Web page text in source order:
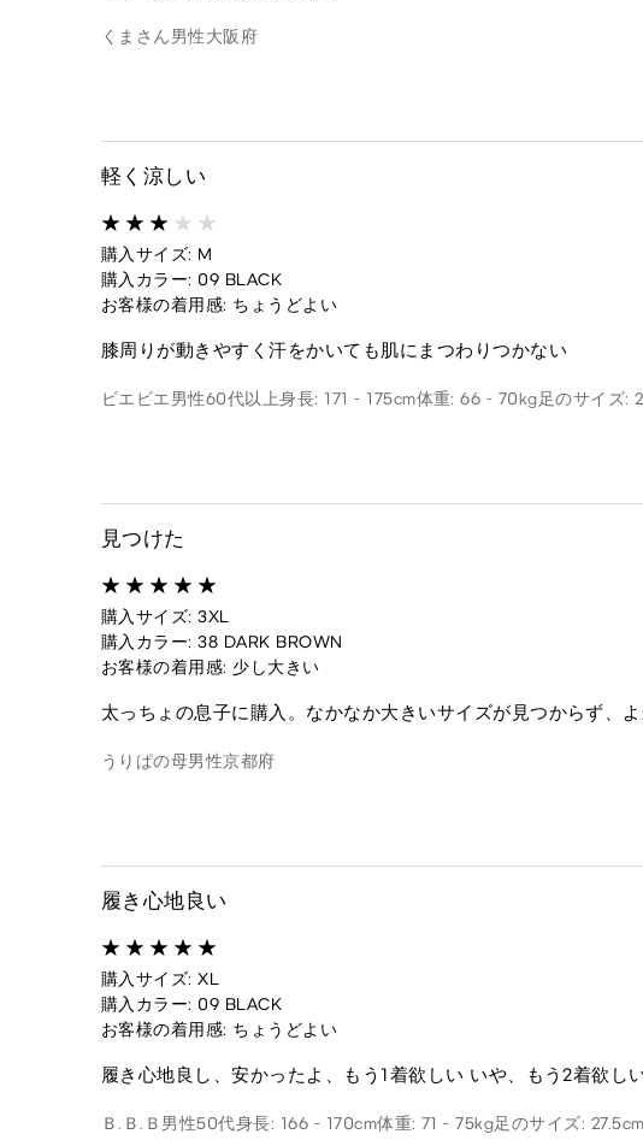
くまさん男性大阪府
軽く涼しい
購入サイズ: M
購入カラー: 09 BLACK
お客様の着用感: ちょうどよい
膝周りが動きやすく汗をかいても肌にまつわりつかない
ビエビエ男性60代以上身長: 171 - 175cm体重: 66 - 70kg足のサイズ:
見つけた
購入サイズ: 3XL
購入カラー: 38 DARK BROWN
お客様の着用感: 少し大きい
太っちょの息子に購入。なかなか大きいサイズが見つからず、
うりぱの母男性京都府
履き心地良い
購入サイズ: XL
購入カラー: 09 BLACK
お客様の着用感: ちょうどよい
履き心地良し、安かったよ、もう1着欲しい いや、もう2着欲し
Ｂ.Ｂ.Ｂ 男性50代身長: 166 - 170cm体重: 71 - 75kg足のサイズ: 27.5cm